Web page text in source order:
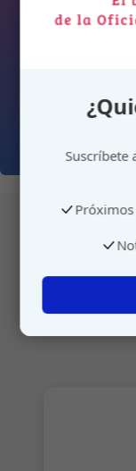
Gestione su
Suscríbete